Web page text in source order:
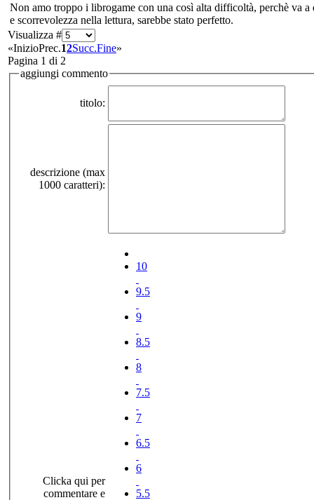
Non amo troppo i librogame con una così alta difficoltà, perchè va
e scorrevolezza nella lettura, sarebbe stato perfetto.
Visualizza #
«InizioPrec.12Succ.Fine»
Pagina 1 di 2
aggiungi commento
titolo:
descrizione (max
1000 caratteri):
Clicka qui per
commentare e
10
9.5
9
8.5
8
7.5
7
6.5
6
5.5